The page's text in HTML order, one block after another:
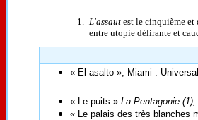
1. L'assaut est le cinquième et
entre utopie délirante et
« El asalto », Miami :
« Le puits » La Pentagonie (1),
« Le palais des très blanches